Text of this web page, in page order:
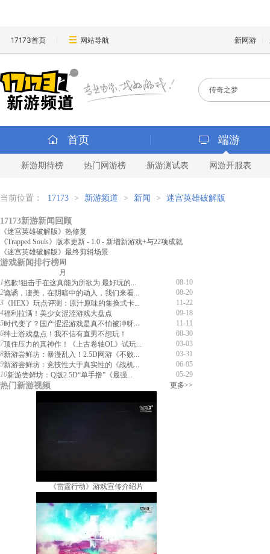
17173首页 网站导航 新网游
首页 端游
新游期待榜 热门网游榜 新游测试表 网游开服表
当前位置： 17173 > 新游频道 > 新闻 > 迷宫英雄破解版
17173新游新闻回顾
《迷宫英雄破解版》热修复
《Trapped Souls》版本更新 - 1.0 - 新增新游戏+与22项成就
《迷宫英雄破解版》最终剪辑场景
游戏新闻排行榜周
月
1
08-10
抱歉!狙击手在这真能为所欲为 最好玩的...
2
08-20
诡谲，凄美，在阴暗中的动人，我们来看...
3
11-22
《HEX》玩点评测：原汁原味的集换式卡...
4
09-18
福利拉满！美少女涩涩游戏大盘点
5
11-11
时代变了？国产涩涩游戏是真不怕被冲呀...
6
08-30
绅士游戏盘点！我不信有直男不想玩！
7
03-03
顶住压力的真神作！《上古卷轴OL》试玩...
8
03-31
新游尝鲜坊：暴漫乱入！2.5D网游《不败...
9
06-05
新游尝鲜坊：竞技性大于真实性的《战机...
10
05-29
新游尝鲜坊：Q版2.5D“单手撸”《最强...
热门新游视频 更多>>
《雷霆行动》游戏宣传介绍片